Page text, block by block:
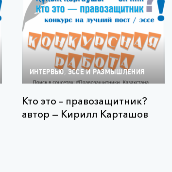
ИНТЕРВЬЮ, ЭССЕ И РАЗМЫШЛЕНИЯ
Кто это – правозащитник?
автор — Кирилл Карташов